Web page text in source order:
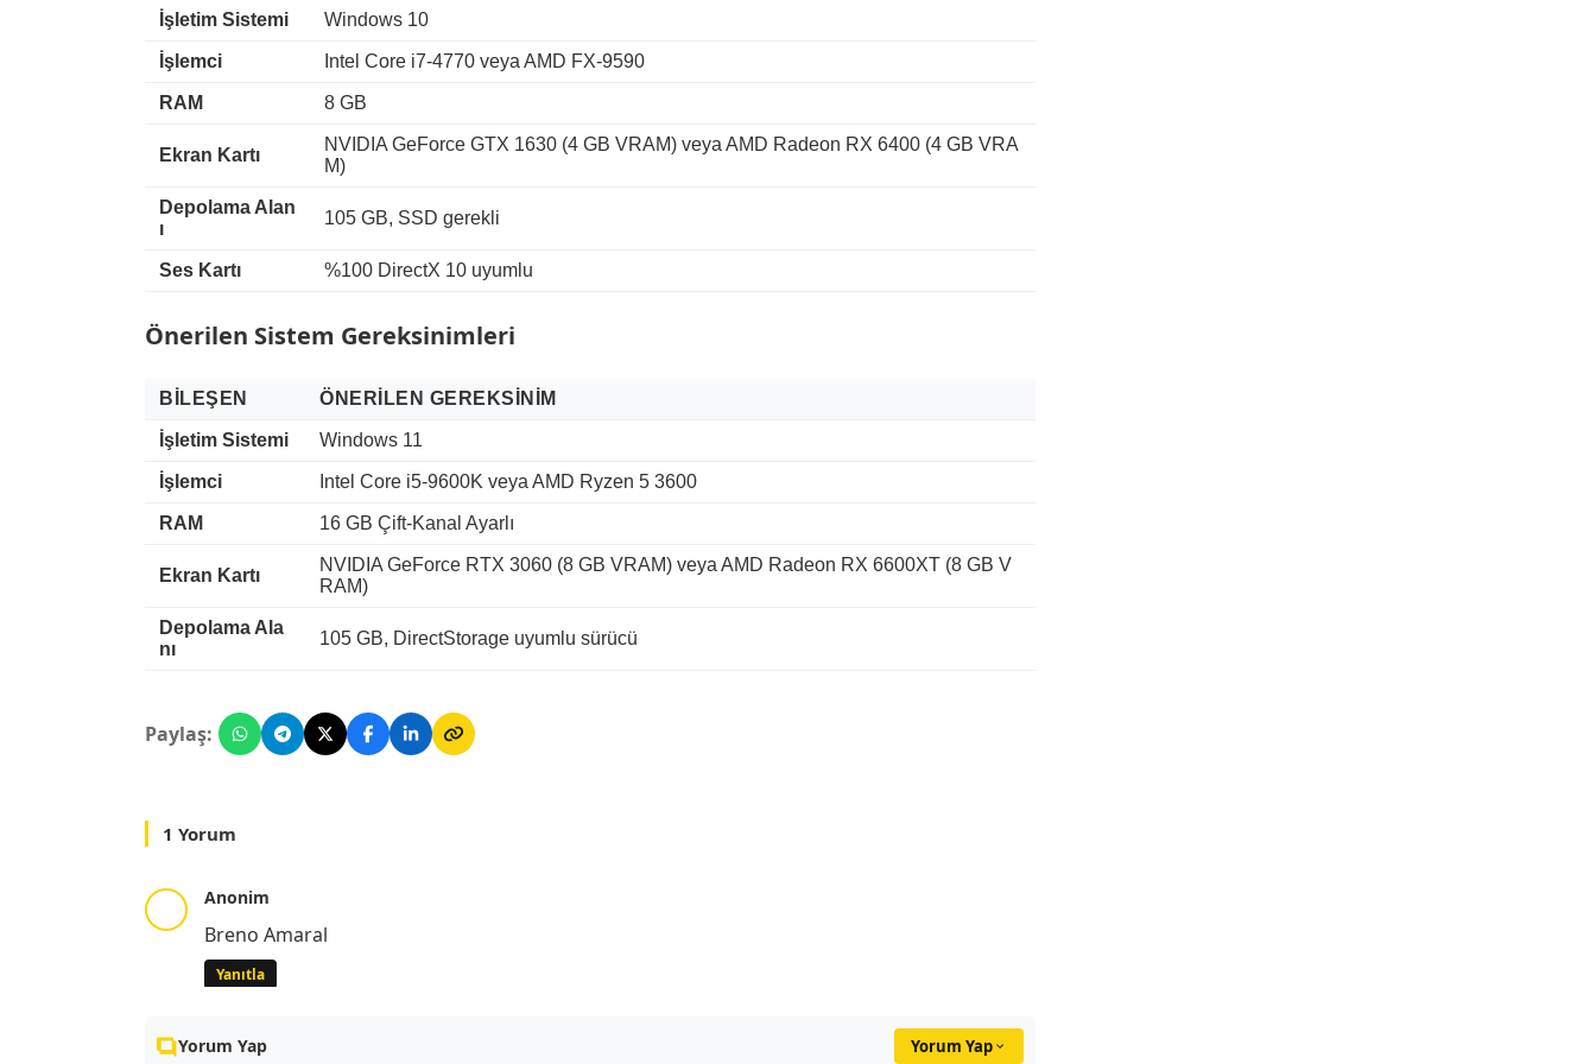
İşletim Sistemi Windows 10
İşlemci Intel Core i7-4770 veya AMD FX-9590
RAM 8 GB
Ekran Kartı
NVIDIA GeForce GTX 1630 (4 GB VRAM) veya AMD Radeon RX 6400 (4 GB VRA
M)
Depolama Alan
ı
105 GB, SSD gerekli
Ses Kartı %100 DirectX 10 uyumlu
Önerilen Sistem Gereksinimleri
BILEŞEN ÖNERILEN GEREKSINIM
İşletim Sistemi Windows 11
İşlemci Intel Core i5-9600K veya AMD Ryzen 5 3600
RAM 16 GB Çift-Kanal Ayarlı
Ekran Kartı
NVIDIA GeForce RTX 3060 (8 GB VRAM) veya AMD Radeon RX 6600XT (8 GB V
RAM)
Depolama Ala
nı
105 GB, DirectStorage uyumlu sürücü
Paylaş:
1 Yorum
Anonim
Breno Amaral
Yanıtla
Yorum Yap Yorum Yap